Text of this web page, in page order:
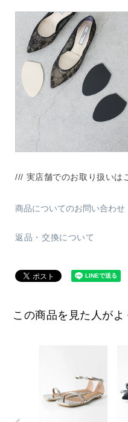
/// 実店舗でのお取り扱いは
商品についてのお問い合わせ
返品・交換について
この商品を見た人がよ